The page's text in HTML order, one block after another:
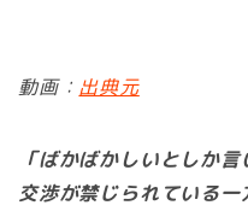
動画： 出典元
「ばかばかしいとしか
交渉が禁じられている